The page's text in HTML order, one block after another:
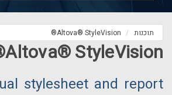
תוכנות Altova® StyleVision®
Altova® StyleVision®
stylesheet and report